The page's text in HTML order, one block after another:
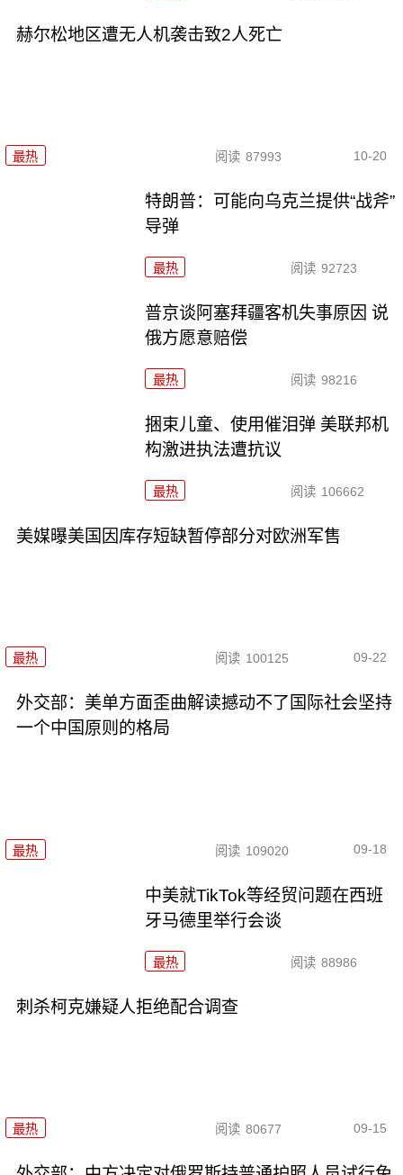
赫尔松地区遭无人机袭击致2人死亡
最热 阅读 87993 10-20
特朗普：可能向乌克兰提供“战斧”
导弹
最热 阅读 92723
普京谈阿塞拜疆客机失事原因 说
俄方愿意赔偿
最热 阅读 98216
捆束儿童、使用催泪弹 美联邦机
构激进执法遭抗议
最热 阅读 106662
美媒曝美国因库存短缺暂停部分对欧洲军售
最热 阅读 100125 09-22
外交部：美单方面歪曲解读撼动不了国际社会坚持
一个中国原则的格局
最热 阅读 109020 09-18
中美就TikTok等经贸问题在西班
牙马德里举行会谈
最热 阅读 88986
刺杀柯克嫌疑人拒绝配合调查
最热 阅读 80677 09-15